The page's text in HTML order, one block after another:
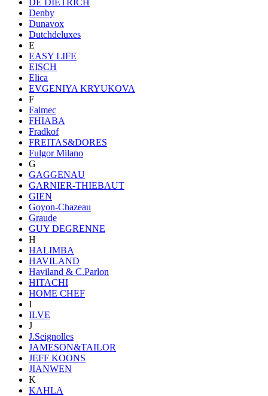
Denby
Dunavox
Dutchdeluxes
E
EASY LIFE
EISCH
Elica
EVGENIYA KRYUKOVA
F
Falmec
FHIABA
Fradkof
FREITAS&DORES
Fulgor Milano
G
GAGGENAU
GARNIER-THIEBAUT
GIEN
Goyon-Chazeau
Graude
GUY DEGRENNE
H
HALIMBA
HAVILAND
Haviland & C.Parlon
HITACHI
HOME CHEF
I
ILVE
J
J.Seignolles
JAMESON&TAILOR
JEFF KOONS
JIANWEN
K
KAHLA